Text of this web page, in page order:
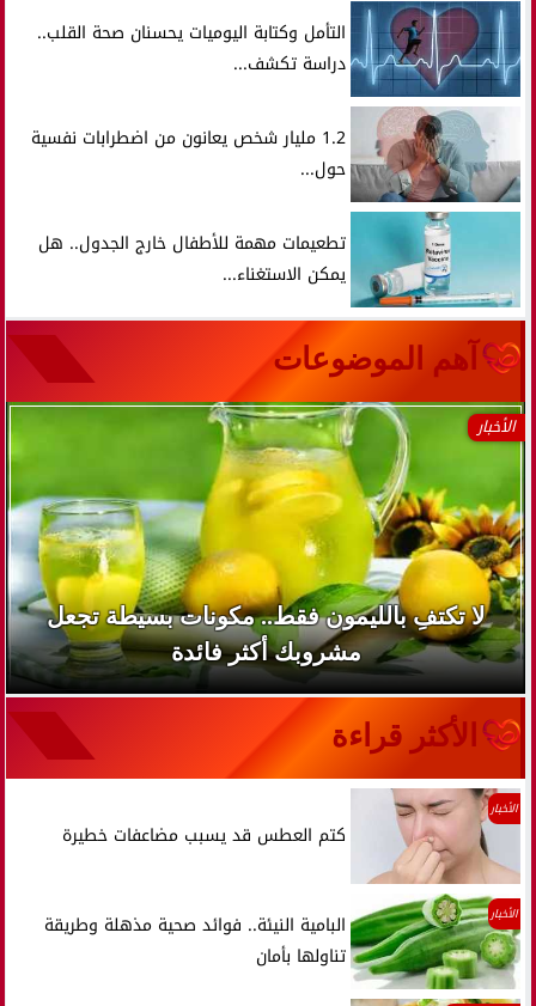
التأمل وكتابة اليوميات يحسنان صحة القلب..
دراسة تكشف...
1.2 مليار شخص يعانون من اضطرابات نفسية
حول...
تطعيمات مهمة للأطفال خارج الجدول.. هل
يمكن الاستغناء...
آهم الموضوعات
الأخبار
لا تكتفِ بالليمون فقط.. مكونات بسيطة تجعل
مشروبك أكثر فائدة
الأكثر قراءة
الأخبار
كتم العطس قد يسبب مضاعفات خطيرة
الأخبار
البامية النيئة.. فوائد صحية مذهلة وطريقة
تناولها بأمان